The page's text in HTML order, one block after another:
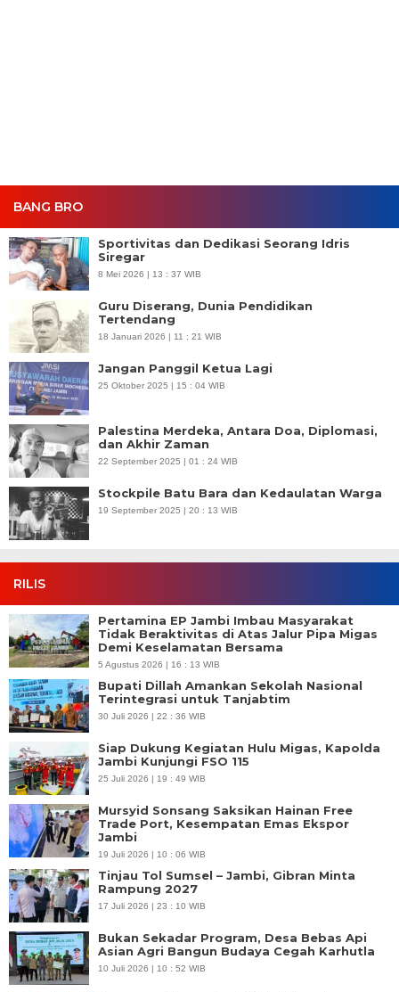
BANG BRO
Sportivitas dan Dedikasi Seorang Idris
Siregar
8 Mei 2026 | 13 : 37 WIB
Guru Diserang, Dunia Pendidikan
Tertendang
18 Januari 2026 | 11 : 21 WIB
Jangan Panggil Ketua Lagi
25 Oktober 2025 | 15 : 04 WIB
Palestina Merdeka, Antara Doa, Diplomasi,
dan Akhir Zaman
22 September 2025 | 01 : 24 WIB
Stockpile Batu Bara dan Kedaulatan Warga
19 September 2025 | 20 : 13 WIB
RILIS
Pertamina EP Jambi Imbau Masyarakat
Tidak Beraktivitas di Atas Jalur Pipa Migas
Demi Keselamatan Bersama
5 Agustus 2026 | 16 : 13 WIB
Bupati Dillah Amankan Sekolah Nasional
Terintegrasi untuk Tanjabtim
30 Juli 2026 | 22 : 36 WIB
Siap Dukung Kegiatan Hulu Migas, Kapolda
Jambi Kunjungi FSO 115
25 Juli 2026 | 19 : 49 WIB
Mursyid Sonsang Saksikan Hainan Free
Trade Port, Kesempatan Emas Ekspor
Jambi
19 Juli 2026 | 10 : 06 WIB
Tinjau Tol Sumsel – Jambi, Gibran Minta
Rampung 2027
17 Juli 2026 | 23 : 10 WIB
Bukan Sekadar Program, Desa Bebas Api
Asian Agri Bangun Budaya Cegah Karhutla
10 Juli 2026 | 10 : 52 WIB